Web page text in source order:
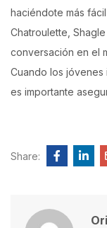
haciéndote más
Chatroulette,
conversación en el
Cuando los jóvenes
es importante
Share: